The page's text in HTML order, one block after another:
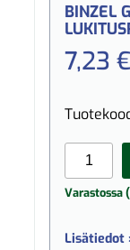
BINZEL
7,23 €
Varastossa
Lisätiedot